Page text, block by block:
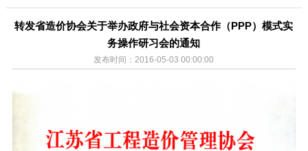
转发省造价协会关于举办政府与社会资本合作（PPP）模式实
务操作研习会的通知
发布时间：2016-05-03 00:00:00